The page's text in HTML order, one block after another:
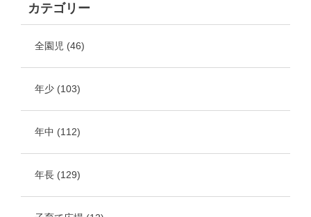
カテゴリー
全園児 (46)
年少 (103)
年中 (112)
年長 (129)